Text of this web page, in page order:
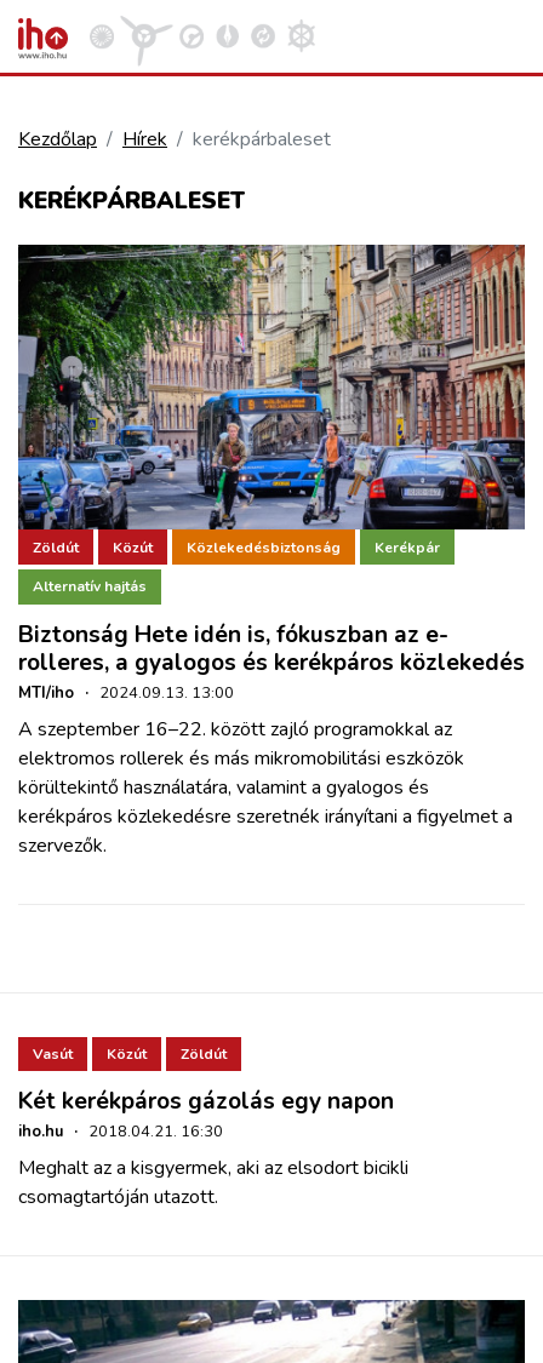
VASÚT
KÖZÚT
REPÜLÉS
KÖZLEKEDÉSFEJLESZTÉS
ELLÁTÁSI LÁNC
ZÖLDÚT
HAJÓZÁS
BLOG
ARCHÍVUM
WEBSHOP
Kezdőlap Hírek kerékpárbaleset
KERÉKPÁRBALESET
Zöldút Közút Közlekedésbiztonság Kerékpár
Alternatív hajtás
Biztonság Hete idén is, fókuszban az e-
rolleres, a gyalogos és kerékpáros közlekedés
MTI/iho · 2024.09.13. 13:00
A szeptember 16–22. között zajló programokkal az
elektromos rollerek és más mikromobilitási eszközök
körültekintő használatára, valamint a gyalogos és
kerékpáros közlekedésre szeretnék irányítani a figyelmet a
szervezők.
Vasút Közút Zöldút
Két kerékpáros gázolás egy napon
iho.hu · 2018.04.21. 16:30
Meghalt az a kisgyermek, aki az elsodort bicikli
csomagtartóján utazott.